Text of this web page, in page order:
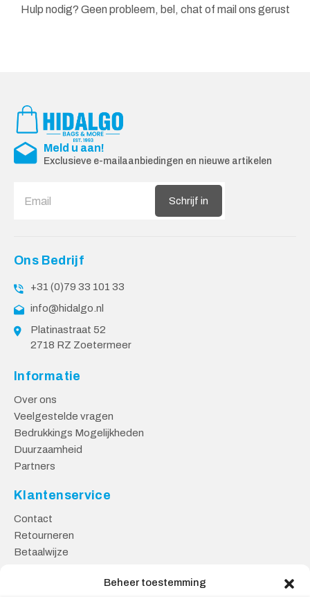
Beheer toestemming
Hulp nodig? Geen probleem, bel, chat of mail ons gerust
Meld u aan!
Exclusieve e-mailaanbiedingen en nieuwe artikelen
Schrijf in
Ons Bedrijf
+31 (0)79 33 101 33
info@hidalgo.nl
Platinastraat 52
2718 RZ Zoetermeer
Informatie
Over ons
Veelgestelde vragen
Bedrukkings Mogelijkheden
Duurzaamheid
Partners
Klantenservice
Contact
Retourneren
Betaalwijze